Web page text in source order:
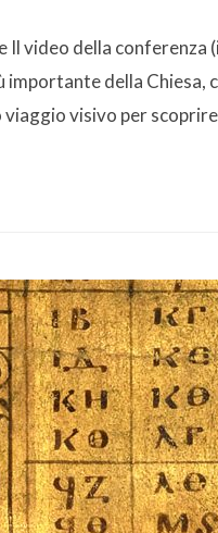
Il video della
importante della
viaggio visivo per